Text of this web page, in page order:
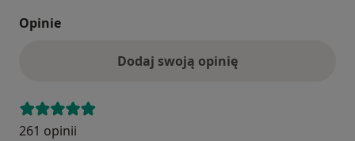
Opinie
Dodaj swoją opinię
261 opinii